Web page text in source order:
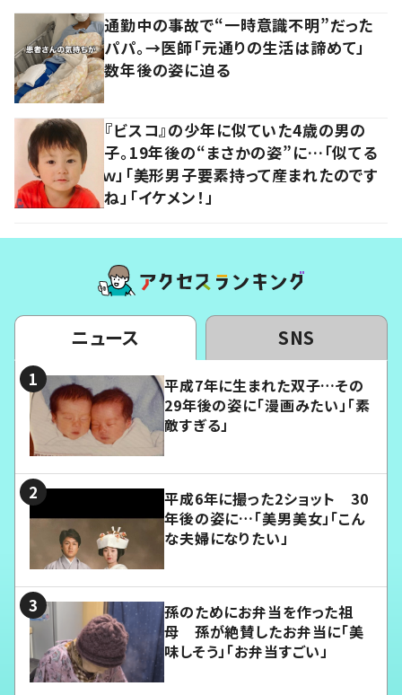
通勤中の事故で“一時意識不明”だった
パパ。→医師「元通りの生活は諦めて」
数年後の姿に迫る
『ビスコ』の少年に似ていた4歳の男の
子。19年後の“まさかの姿”に…「似てる
ｗ」「美形男子要素持って産まれたのです
ね」「イケメン！」
ニュース SNS
平成7年に生まれた双子…その
29年後の姿に「漫画みたい」「素
敵すぎる」
平成6年に撮った2ショット 30
年後の姿に…「美男美女」「こん
な夫婦になりたい」
孫のためにお弁当を作った祖
母 孫が絶賛したお弁当に「美
味しそう」「お弁当すごい」